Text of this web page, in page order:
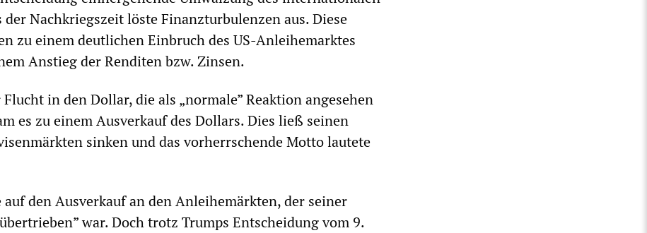
der Nachkriegszeit löste Finanzturbulenzen aus. Diese
zu einem deutlichen Einbruch des US-Anleihemarktes
Anstieg der Renditen bzw. Zinsen.
in den Dollar, die als „normale” Reaktion angesehen
es zu einem Ausverkauf des Dollars. Dies ließ seinen
sinken und das vorherrschende Motto lautete
den Ausverkauf an den Anleihemärkten, der seiner
war. Doch trotz Trumps Entscheidung vom 9.